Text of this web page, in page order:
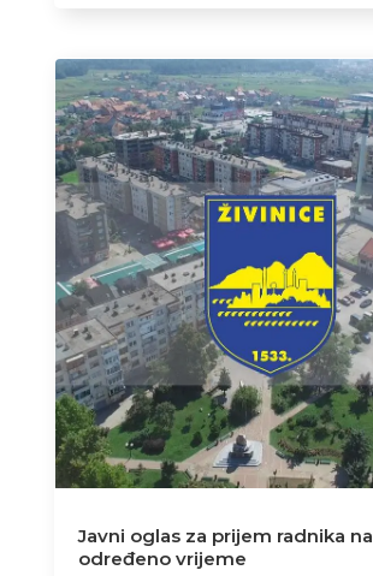
Javni oglas za prijem radnika na
određeno vrijeme